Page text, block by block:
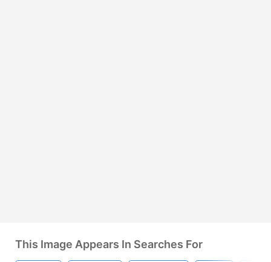
This Image Appears In Searches For